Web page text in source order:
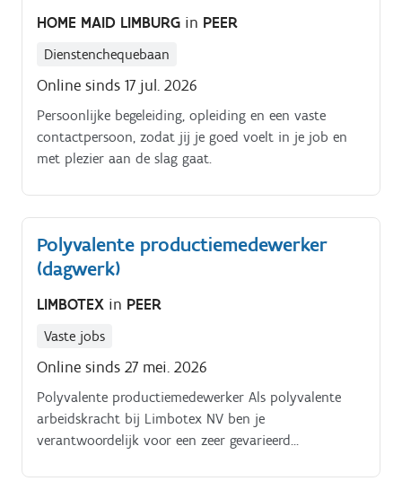
HOME MAID LIMBURG in PEER
Dienstenchequebaan
Online sinds 17 jul. 2026
Persoonlijke begeleiding, opleiding en een vaste
contactpersoon, zodat jij je goed voelt in je job en
met plezier aan de slag gaat.
Polyvalente productiemedewerker
(dagwerk)
LIMBOTEX in PEER
Vaste jobs
Online sinds 27 mei. 2026
Polyvalente productiemedewerker Als polyvalente
arbeidskracht bij Limbotex NV ben je
verantwoordelijk voor een zeer gevarieerd